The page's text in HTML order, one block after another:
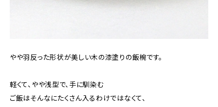
やや羽反った形状が美しい木の漆塗りの飯椀です。
軽くて、やや浅型で、手に馴染む
ご飯はそんなにたくさん入るわけではなくて、